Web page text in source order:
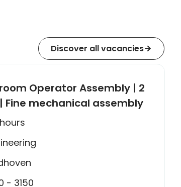
Discover all vacancies
Operator Assembly | 2
Fine mechanical assembly
experience required) |
- 3150